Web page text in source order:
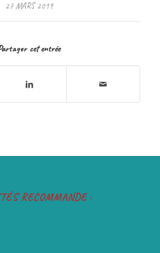
27 MARS 2019
cet entrée
RECOMMANDE :